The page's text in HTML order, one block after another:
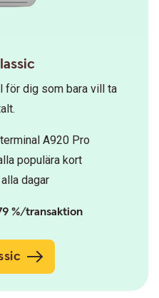
för dig som bara vill ta
A920 Pro
populära kort
dagar
%/transaktion